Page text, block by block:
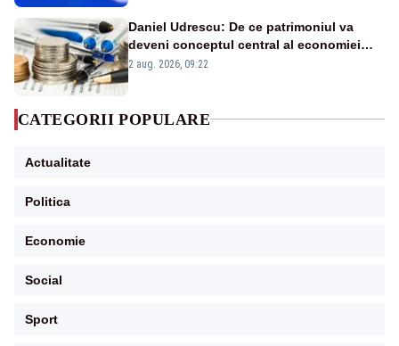
Daniel Udrescu: De ce patrimoniul va
deveni conceptul central al economiei
viitoare?
2 aug. 2026, 09:22
CATEGORII POPULARE
Actualitate
Politica
Economie
Social
Sport